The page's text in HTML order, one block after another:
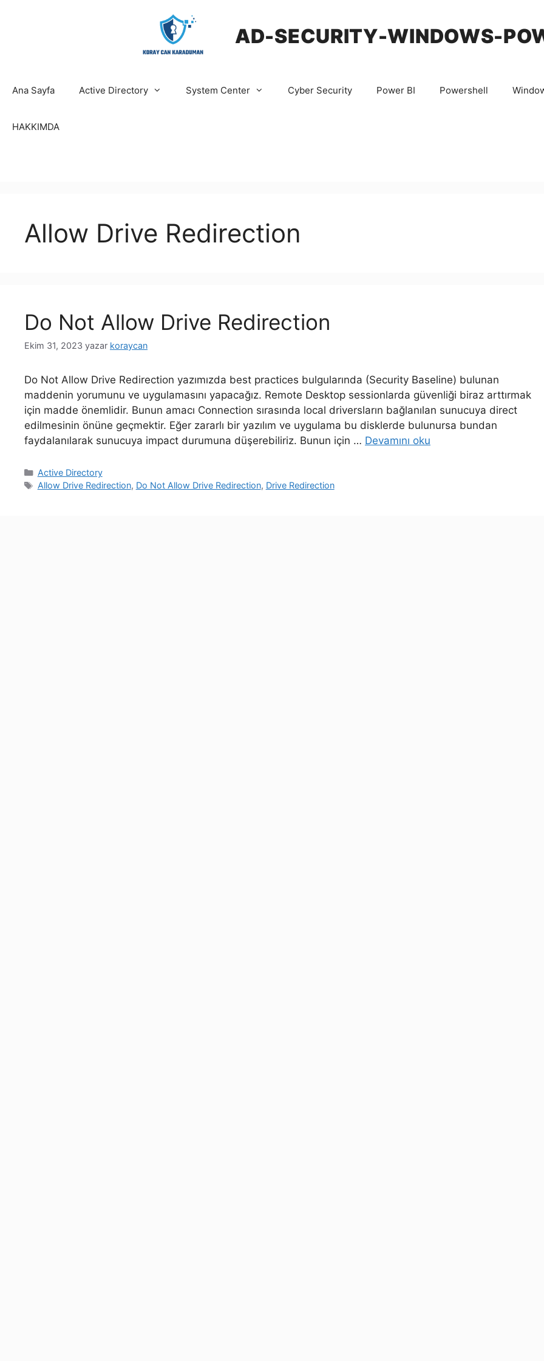
AD-SECURITY-WINDOWS-
Ana Sayfa Active Directory System Center Cyber Security Power BI Powershell
HAKKIMDA
Allow Drive Redirection
Do Not Allow Drive Redirection
Ekim 31, 2023 yazar koraycan
Do Not Allow Drive Redirection yazımızda best practices bulgularında (Security Baseline) bulunan
maddenin yorumunu ve uygulamasını yapacağız. Remote Desktop sessionlarda güvenliği biraz arttırmak
için madde önemlidir. Bunun amacı Connection sırasında local driversların bağlanılan sunucuya direct
edilmesinin önüne geçmektir. Eğer zararlı bir yazılım ve uygulama bu disklerde bulunursa bundan
faydalanılarak sunucuya impact durumuna düşerebiliriz. Bunun için … Devamını oku
Kategoriler
Active Directory
Etiketler
Allow Drive Redirection, Do Not Allow Drive Redirection, Drive Redirection